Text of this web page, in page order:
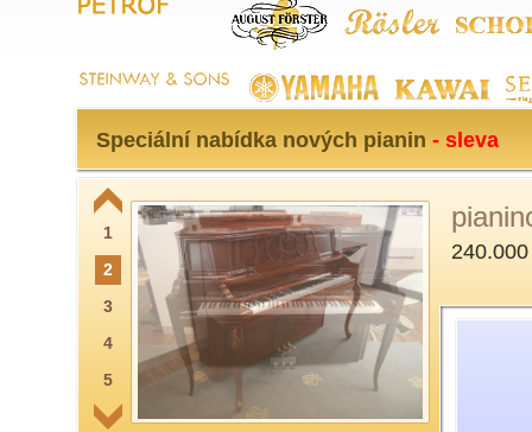
Speciální nabídka nových pianin - sleva
1
2
3
4
5
6